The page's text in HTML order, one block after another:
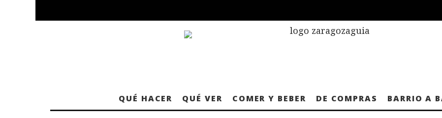
QUÉ HACER QUÉ VER COMER Y BEBER DE COMPRAS BARRIO A